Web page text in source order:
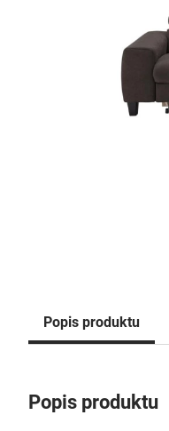
Popis produktu
Popis produktu